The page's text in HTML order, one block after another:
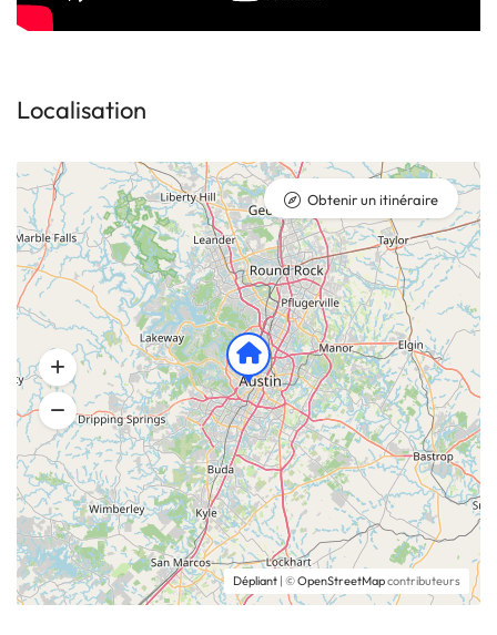
Localisation
Dépliant | ©OpenStreetMapcontributeurs
Obtenir un itinéraire